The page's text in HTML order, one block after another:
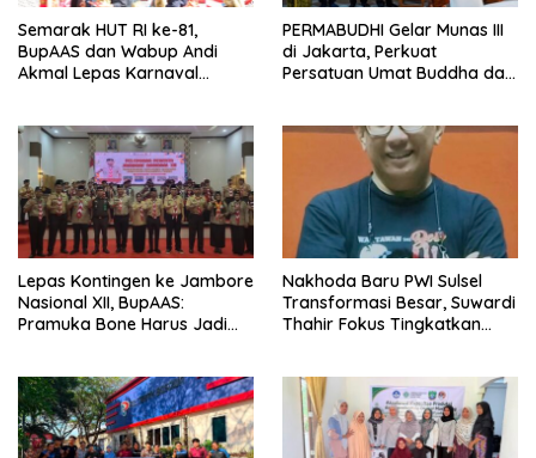
Semarak HUT RI ke-81,
BupAAS dan Wabup Andi
Akmal Lepas Karnaval
PERMABUDHI Gelar Munas III
di Jakarta, Perkuat
Persatuan Umat Buddha dan
Lepas Kontingen ke Jambore
Nasional XII, BupAAS:
Pramuka Bone Harus Jadi
Nakhoda Baru PWI Sulsel
Transformasi Besar, Suwardi
Thahir Fokus Tingkatkan